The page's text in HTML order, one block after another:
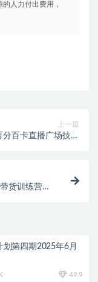
人力付出费用，
上一篇
百卡直播广场技术
货训练营第
第四期2025年6月
49.9